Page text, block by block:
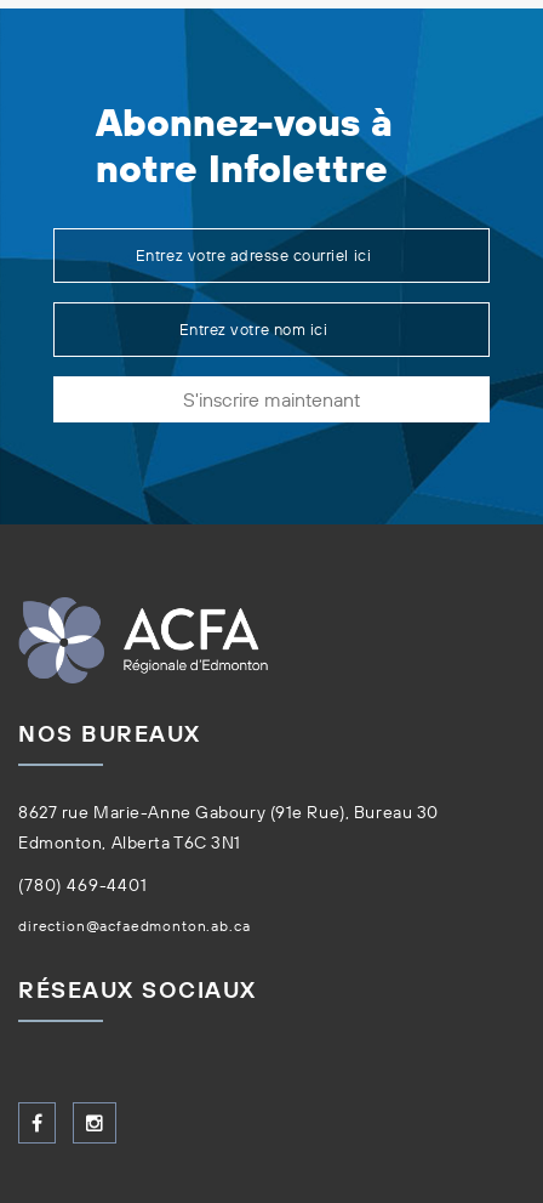
Abonnez-vous à
notre Infolettre
S'inscrire maintenant
NOS BUREAUX
8627 rue Marie-Anne Gaboury (91e Rue), Bureau 30
Edmonton, Alberta T6C 3N1
(780) 469-4401
direction@acfaedmonton.ab.ca
RÉSEAUX SOCIAUX